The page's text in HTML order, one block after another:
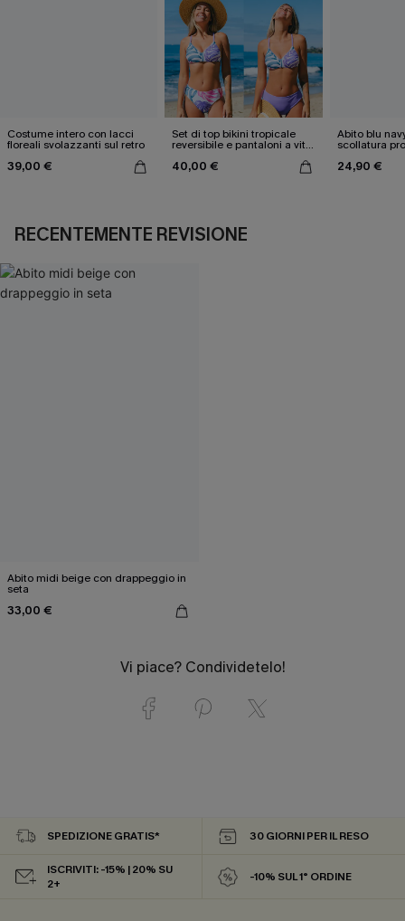
Costume intero con lacci
floreali svolazzanti sul retro
39,00 €
Set di top bikini tropicale
reversibile e pantaloni a vita
40,00 €
Abito blu
scollatura
24,90 €
RECENTEMENTE REVISIONE
Abito midi beige con drappeggio in
seta
33,00 €
Vi piace? Condividetelo!
SPEDIZIONE GRATIS* 30 GIORNI PER IL RESO
ISCRIVITI: -15% | 20% SU
2+
-10% SUL 1° ORDINE